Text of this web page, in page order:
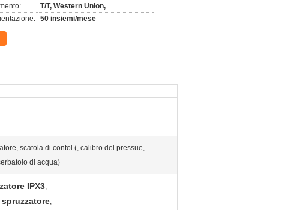
T/T, Western Union,
50 insiemi/mese
scatola di contol (, calibro del pressue,
di acqua)
IPX3,
,